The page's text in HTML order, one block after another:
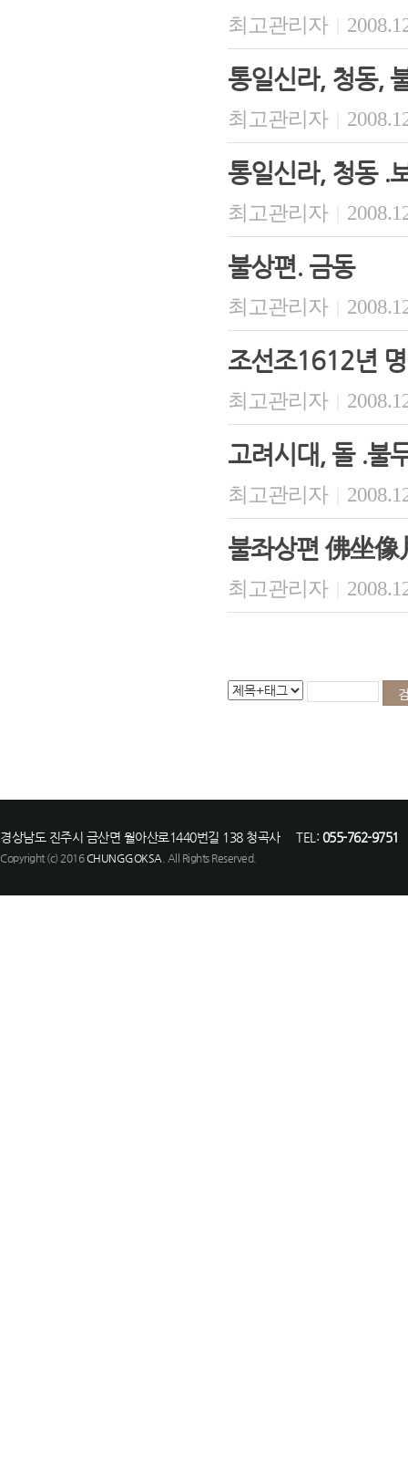
최고관리자
통일신라, 청동,
최고관리자
통일신라, 청동 .
최고관리자
불상편. 금동
최고관리자
조선조1612년
최고관리자
고려시대, 돌 .불
최고관리자
불좌상편 佛坐像
최고관리자
경상남도 진주시 금산면 월아산로1440번길 138 청곡사 TEL: 055-762-9751
Copyright (c) 2016CHUNGGOKSA . All Rights Reserved.